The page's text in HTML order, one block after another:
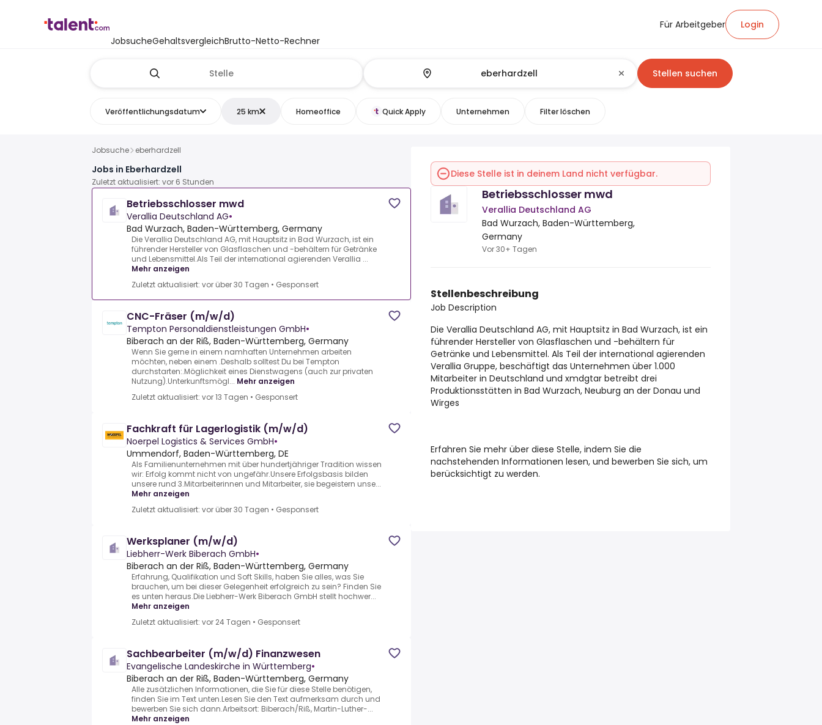
JobsucheGehaltsvergleichBrutto-Netto-Rechner
Für Arbeitgeber Login
Stellen suchen
Veröffentlichungsdatum 25 km Homeoffice Quick Apply Unternehmen Filter löschen
Jobsuche eberhardzell
Jobs in Eberhardzell
Zuletzt aktualisiert: vor 6 Stunden
Betriebsschlosser mwd
Verallia Deutschland AG•
Bad Wurzach, Baden-Württemberg, Germany
Die Verallia Deutschland AG, mit Hauptsitz in Bad Wurzach, ist ein
führender Hersteller von Glasflaschen und -behältern für Getränke
und Lebensmittel.Als Teil der international agierenden Verallia ...
Mehr anzeigen
Zuletzt aktualisiert: vor über 30 Tagen • Gesponsert
CNC-Fräser (m/w/d)
Tempton Personaldienstleistungen GmbH•
Biberach an der Riß, Baden-Württemberg, Germany
Wenn Sie gerne in einem namhaften Unternehmen arbeiten
möchten, neben einem .Deshalb solltest Du bei Tempton
durchstarten:.Möglichkeit eines Dienstwagens (auch zur privaten
Nutzung).Unterkunftsmögl... Mehr anzeigen
Zuletzt aktualisiert: vor 13 Tagen • Gesponsert
Fachkraft für Lagerlogistik (m/w/d)
Noerpel Logistics & Services GmbH•
Ummendorf, Baden-Württemberg, DE
Als Familienunternehmen mit über hundertjähriger Tradition wissen
wir: Erfolg kommt nicht von ungefähr.Unsere Erfolgsbasis bilden
unsere rund 3.Mitarbeiterinnen und Mitarbeiter, sie begeistern unse...
Mehr anzeigen
Zuletzt aktualisiert: vor über 30 Tagen • Gesponsert
Werksplaner (m/w/d)
Liebherr-Werk Biberach GmbH•
Biberach an der Riß, Baden-Württemberg, Germany
Erfahrung, Qualifikation und Soft Skills, haben Sie alles, was Sie
brauchen, um bei dieser Gelegenheit erfolgreich zu sein? Finden Sie
es unten heraus.Die Liebherr-Werk Biberach GmbH stellt hochwer...
Mehr anzeigen
Zuletzt aktualisiert: vor 24 Tagen • Gesponsert
Sachbearbeiter (m/w/d) Finanzwesen
Evangelische Landeskirche in Württemberg•
Biberach an der Riß, Baden-Württemberg, Germany
Alle zusätzlichen Informationen, die Sie für diese Stelle benötigen,
finden Sie im Text unten.Lesen Sie den Text aufmerksam durch und
bewerben Sie sich dann.Arbeitsort: Biberach/Riß, Martin-Luther-...
Mehr anzeigen
Diese Stelle ist in deinem Land nicht verfügbar.
Betriebsschlosser mwd
Verallia Deutschland AG
Bad Wurzach, Baden-Württemberg,
Germany
Vor 30+ Tagen
Stellenbeschreibung
Job Description
Die Verallia Deutschland AG, mit Hauptsitz in Bad Wurzach, ist ein
führender Hersteller von Glasflaschen und -behältern für
Getränke und Lebensmittel. Als Teil der international agierenden
Verallia Gruppe, beschäftigt das Unternehmen über 1.000
Mitarbeiter in Deutschland und xmdgtar betreibt drei
Produktionsstätten in Bad Wurzach, Neuburg an der Donau und
Wirges
Erfahren Sie mehr über diese Stelle, indem Sie die
nachstehenden Informationen lesen, und bewerben Sie sich, um
berücksichtigt zu werden.